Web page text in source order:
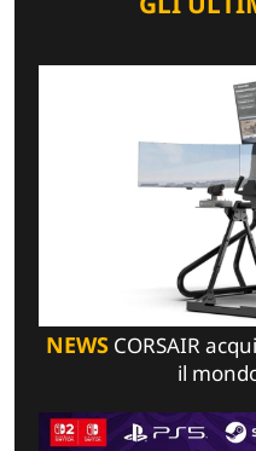
NEWSCORSAIR
il